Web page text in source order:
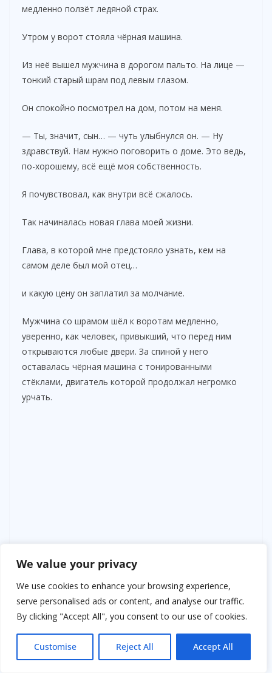
We value your privacy
We use cookies to enhance your browsing experience,
serve personalised ads or content, and analyse our traffic.
By clicking "Accept All", you consent to our use of cookies.
Customise Reject All Accept All
медленно ползёт ледяной страх.
Утром у ворот стояла чёрная машина.
Из неё вышел мужчина в дорогом пальто. На лице —
тонкий старый шрам под левым глазом.
Он спокойно посмотрел на дом, потом на меня.
— Ты, значит, сын… — чуть улыбнулся он. — Ну
здравствуй. Нам нужно поговорить о доме. Это ведь,
по-хорошему, всё ещё моя собственность.
Я почувствовал, как внутри всё сжалось.
Так начиналась новая глава моей жизни.
Глава, в которой мне предстояло узнать, кем на
самом деле был мой отец…
и какую цену он заплатил за молчание.
Мужчина со шрамом шёл к воротам медленно,
уверенно, как человек, привыкший, что перед ним
открываются любые двери. За спиной у него
оставалась чёрная машина с тонированными
стёклами, двигатель которой продолжал негромко
урчать.